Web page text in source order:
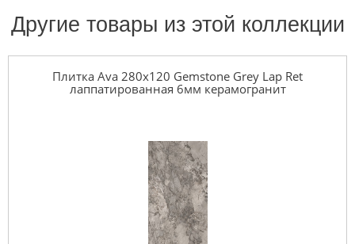
Другие товары из этой коллекции
Плитка Ava 280x120 Gemstone Grey Lap Ret
лаппатированная 6мм керамогранит